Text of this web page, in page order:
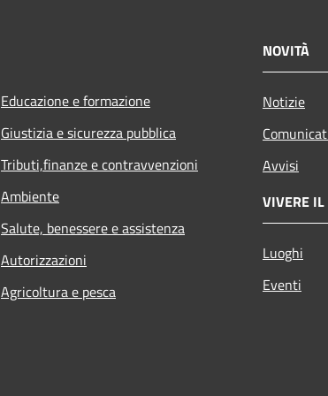
Educazione e formazione
Giustizia e sicurezza pubblica
Tributi,finanze e contravvenzioni
Ambiente
Salute, benessere e assistenza
Autorizzazioni
Agricoltura e pesca
NOVITÀ
Notizie
Avvisi
VIVERE
Luoghi
Eventi